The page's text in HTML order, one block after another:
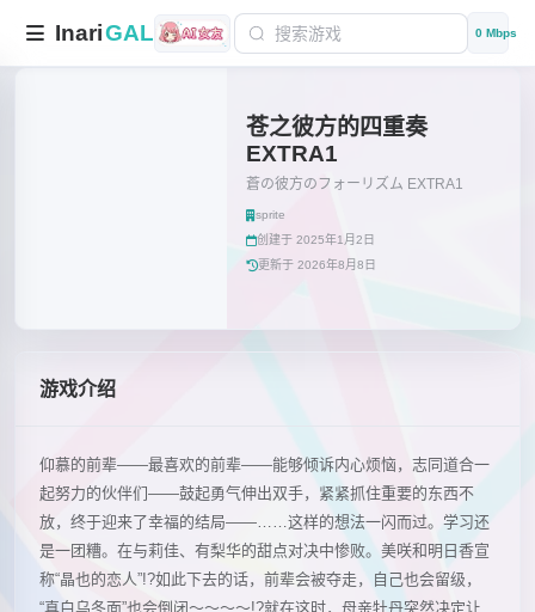
InariGAL 0 Mbps
苍之彼方的四重奏
EXTRA1
蒼の彼方のフォーリズム EXTRA1
sprite
创建于 2025年1月2日
更新于 2026年8月8日
游戏介绍
仰慕的前辈――最喜欢的前辈――能够倾诉内心烦恼，志同道合一
起努力的伙伴们――鼓起勇气伸出双手，紧紧抓住重要的东西不
放，终于迎来了幸福的结局――……这样的想法一闪而过。学习还
是一团糟。在与莉佳、有梨华的甜点对决中惨败。美咲和明日香宣
称“晶也的恋人”!?如此下去的话，前辈会被夺走，自己也会留级，
“真白乌冬面”也会倒闭～～～～!?就在这时，母亲牡丹突然决定让